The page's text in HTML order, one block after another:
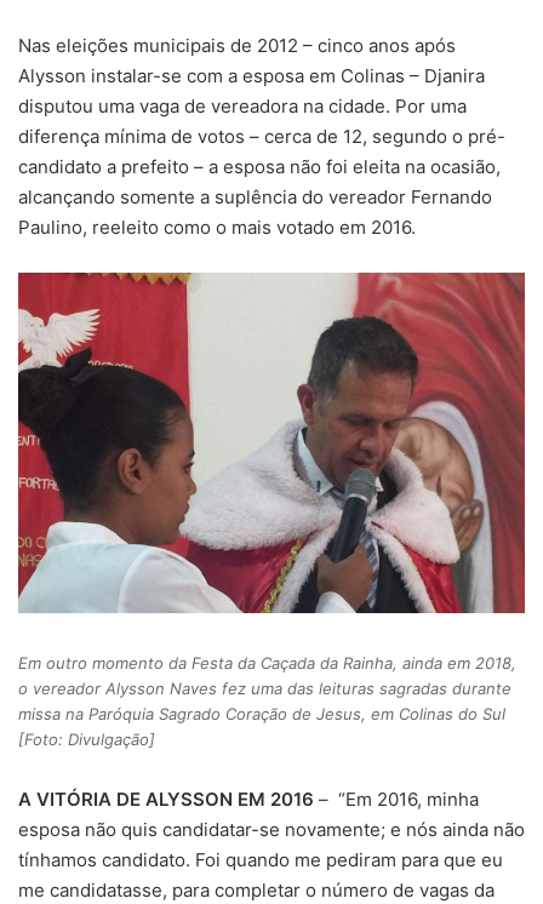
Nas eleições municipais de 2012 – cinco anos após
Alysson instalar-se com a esposa em Colinas – Djanira
disputou uma vaga de vereadora na cidade. Por uma
diferença mínima de votos – cerca de 12, segundo o pré-
candidato a prefeito – a esposa não foi eleita na ocasião,
alcançando somente a suplência do vereador Fernando
Paulino, reeleito como o mais votado em 2016.
Em outro momento da Festa da Caçada da Rainha, ainda em 2018,
o vereador Alysson Naves fez uma das leituras sagradas durante
missa na Paróquia Sagrado Coração de Jesus, em Colinas do Sul
[Foto: Divulgação]
A VITÓRIA DE ALYSSON EM 2016 – “Em 2016, minha
esposa não quis candidatar-se novamente; e nós ainda não
tínhamos candidato. Foi quando me pediram para que eu
me candidatasse, para completar o número de vagas da